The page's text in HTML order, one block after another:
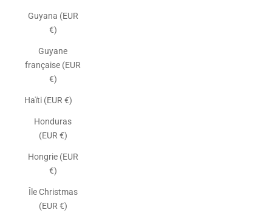
Guyana (EUR
€)
Guyane
française (EUR
€)
Haïti (EUR €)
Honduras
(EUR €)
Hongrie (EUR
€)
Île Christmas
(EUR €)